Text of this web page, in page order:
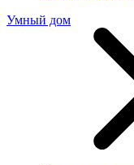
Умный дом